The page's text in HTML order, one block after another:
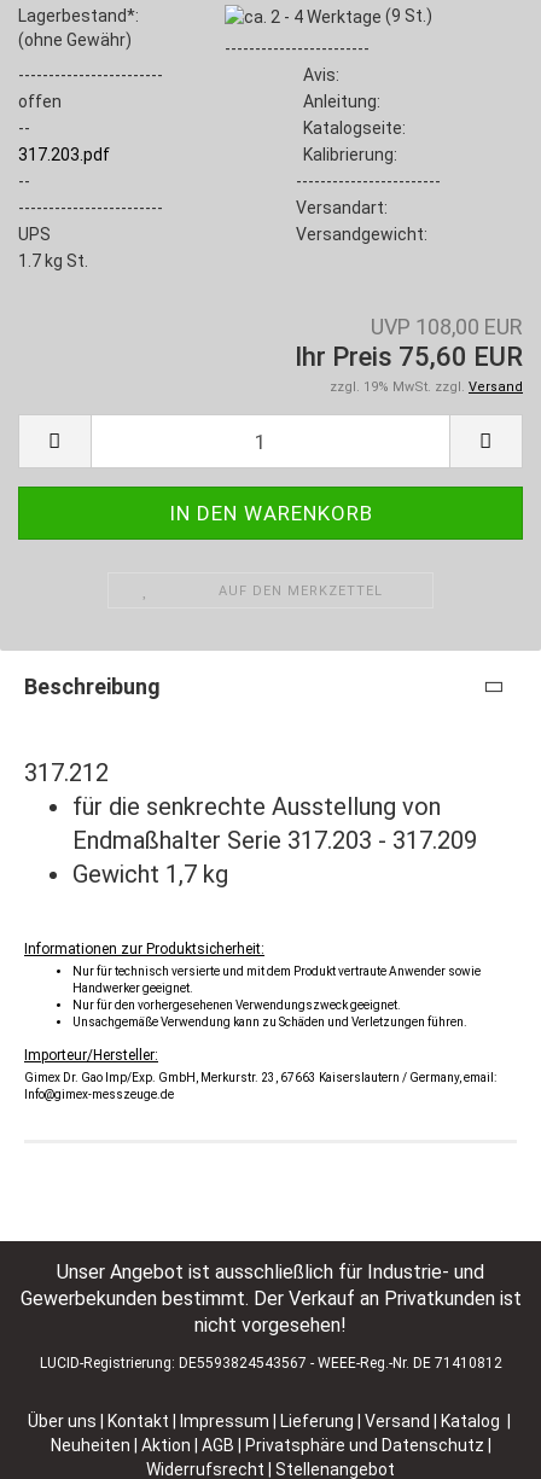
Lagerbestand*:
(ohne Gewähr)
(9 St.)
------------------------
------------------------
Avis:
offen
Anleitung:
--
Katalogseite:
317.203.pdf
Kalibrierung:
--
------------------------
------------------------
Versandart:
UPS
Versandgewicht:
1.7 kg St.
UVP 108,00 EUR
Ihr Preis 75,60 EUR
zzgl. 19% MwSt. zzgl. Versand
AUF DEN MERKZETTEL
Beschreibung
317.212
für die senkrechte Ausstellung von
Endmaßhalter Serie 317.203 - 317.209
Gewicht 1,7 kg
Informationen zur Produktsicherheit:
Nur für technisch versierte und mit dem Produkt vertraute Anwender sowie
Handwerker geeignet.
Nur für den vorhergesehenen Verwendungszweck geeignet.
Unsachgemäße Verwendung kann zu Schäden und Verletzungen führen.
Importeur/Hersteller:
Gimex Dr. Gao Imp/Exp. GmbH, Merkurstr. 23, 67663 Kaiserslautern / Germany, email:
Info@gimex-messzeuge.de
Unser Angebot ist ausschließlich für Industrie- und
Gewerbekunden bestimmt. Der Verkauf an Privatkunden ist
nicht vorgesehen!
LUCID-Registrierung: DE5593824543567 - WEEE-Reg.-Nr. DE 71410812
Über uns Kontakt Impressum Lieferung | Versand
Katalog |
Neuheiten | Aktion
AGB Privatsphäre und Datenschutz
Widerrufsrecht
Stellenangebot